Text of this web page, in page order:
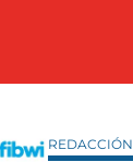
REDACCIÓN